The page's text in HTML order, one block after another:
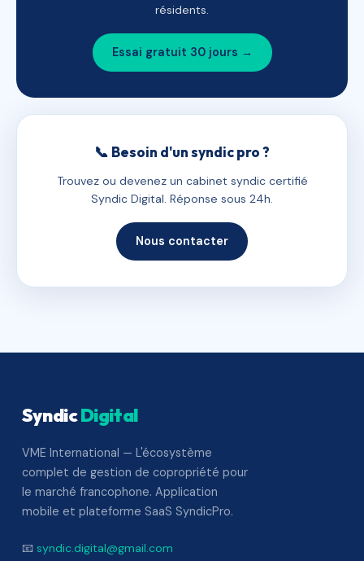
résidents.
Essai gratuit 30 jours →
📞 Besoin d'un syndic pro ?
Trouvez ou devenez un cabinet syndic certifié
Syndic Digital. Réponse sous 24h.
Nous contacter
SyndicDigital
VME International — L'écosystème
complet de gestion de copropriété pour
le marché francophone. Application
mobile et plateforme SaaS SyndicPro.
📧 syndic.digital@gmail.com